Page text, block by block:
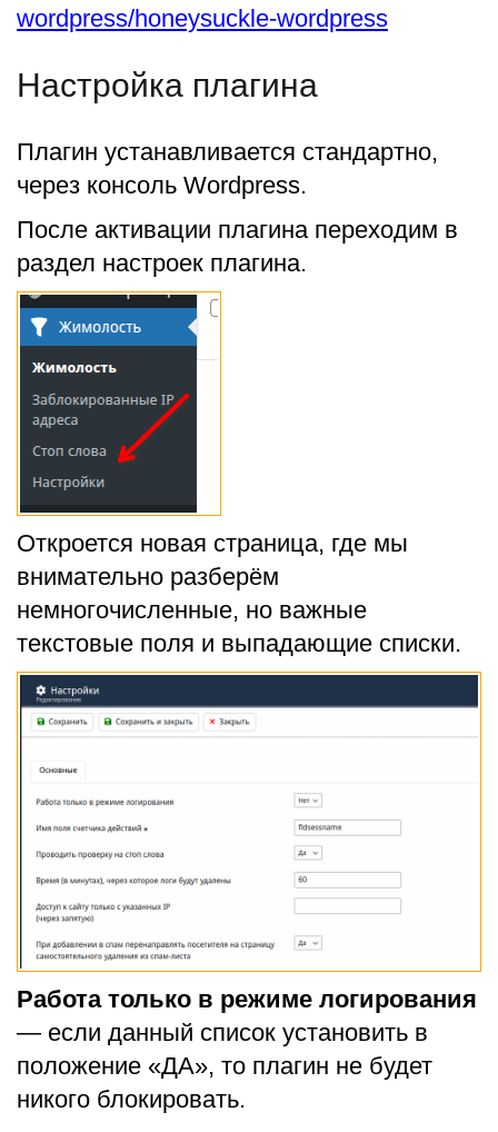
wordpress/honeysuckle-wordpress
Настройка плагина
Плагин устанавливается стандартно,
через консоль Wordpress.
После активации плагина переходим в
раздел настроек плагина.
Откроется новая страница, где мы
внимательно разберём
немногочисленные, но важные
текстовые поля и выпадающие списки.
Работа только в режиме логирования
— если данный список установить в
положение «ДА», то плагин не будет
никого блокировать.